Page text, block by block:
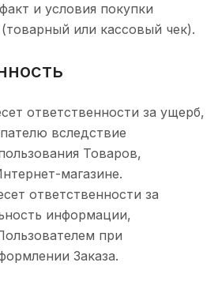
и условия покупки
или кассовый чек).
ответственности за ущерб,
вследствие
Товаров,
магазине.
ответственности за
информации,
при
Заказа.